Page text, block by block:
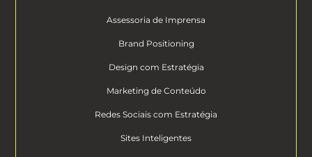
Assessoria de Imprensa
Brand Positioning
Design com Estratégia
Marketing de Conteúdo
Redes Sociais com Estratégia
Sites Inteligentes